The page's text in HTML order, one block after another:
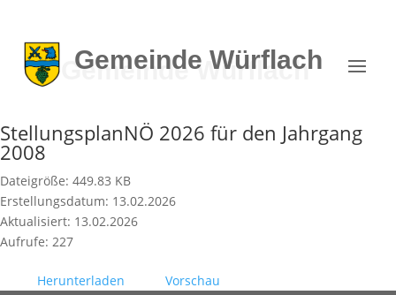
Gemeinde Würflach
StellungsplanNÖ 2026 für den Jahrgang
2008
Dateigröße: 449.83 KB
Erstellungsdatum: 13.02.2026
Aktualisiert: 13.02.2026
Aufrufe: 227
Herunterladen Vorschau